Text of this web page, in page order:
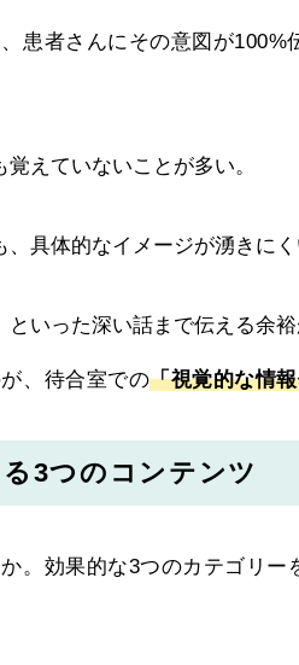
患者さんにその意図が
えていないことが多い。
具体的なイメージが湧きにく
いった深い話まで伝える余裕
、待合室での「視覚的な情
3つのコンテンツ
。効果的な3つのカテゴリー